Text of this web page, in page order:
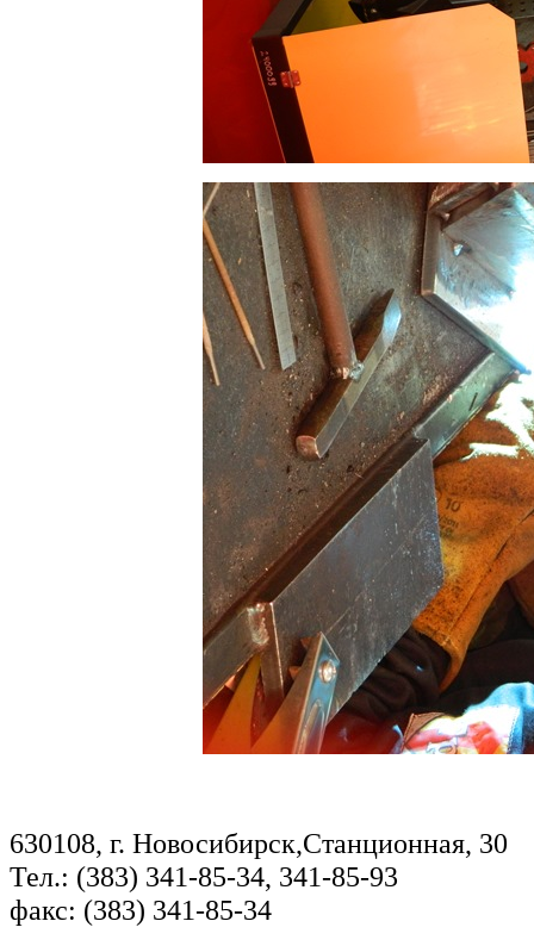
630108, г. Новосибирск,Станционная, 30
Тел.: (383) 341-85-34, 341-85-93
факс: (383) 341-85-34